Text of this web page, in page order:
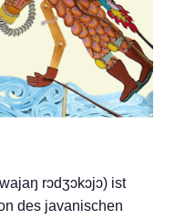
rɔdʒɔkɔjɔ) ist
des javanischen